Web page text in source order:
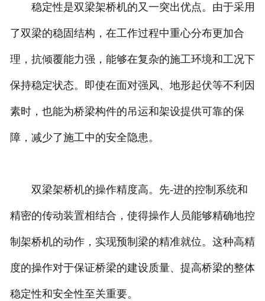
稳定性是双梁架桥机的又一突出优点。由于采用
了双梁的稳固结构，在工作过程中重心分布更加合
理，抗倾覆能力强，能够在复杂的施工环境和工况下
保持稳定状态。即使在面对强风、地形起伏等不利因
素时，也能为桥梁构件的吊运和架设提供可靠的保
障，减少了施工中的安全隐患。
双梁架桥机的操作精度高。先-进的控制系统和
精密的传动装置相结合，使得操作人员能够精确地控
制架桥机的动作，实现预制梁的精准就位。这种高精
度的操作对于保证桥梁的建设质量、提高桥梁的整体
稳定性和安全性至关重要。